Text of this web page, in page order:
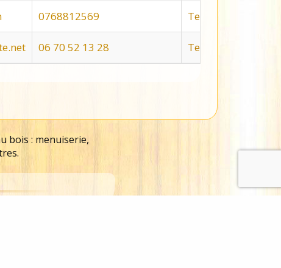
0768812569 Terminée
06 70 52 13 28 Terminée
bois : menuiserie,